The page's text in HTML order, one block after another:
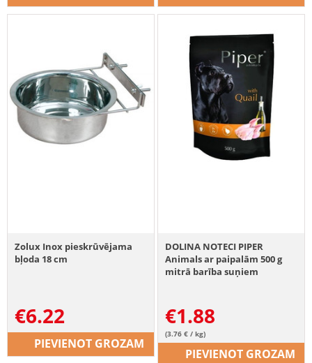
Zolux Inox pieskrūvējama
bļoda 18 cm
€6.22
PIEVIENOT GROZAM
DOLINA NOTECI PIPER
Animals ar paipalām 500 g
mitrā barība suņiem
€1.88
(3.76 € / kg)
PIEVIENOT GROZAM